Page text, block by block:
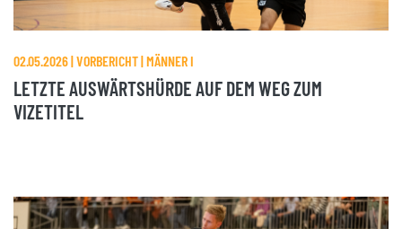
02.05.2026 | VORBERICHT | MÄNNER I
LETZTE AUSWÄRTSHÜRDE AUF DEM WEG ZUM
VIZETITEL